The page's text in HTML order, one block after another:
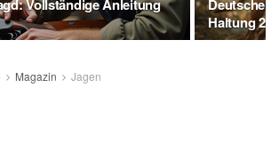
Vollständige Anleitung
Deutsche
Haltung
Magazin Jagen